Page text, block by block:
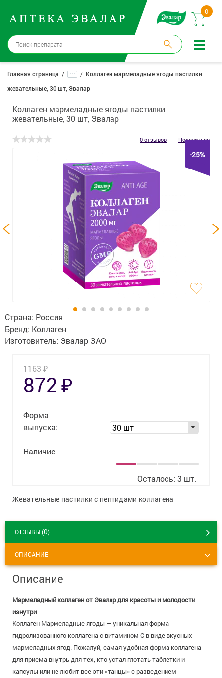
0
Бийск→ 15 аптек
Войти |
Регистрация
Доставка и оплата
Способ получения:
не выбран,изменить
Гигиена
Изделия медицинского назначения
Планирование семьи
Оптика
Ортопедия
Уход за больными
Скидки и акции
8 800 775 00 39
Главная страница ...
Коллаген мармеладные ягоды пастилки
жевательные, 30 шт, Эвалар
Коллаген мармеладные ягоды пастилки
жевательные, 30 шт, Эвалар
0 отзывов Поделиться
-25%
Страна: Россия
Бренд: Коллаген
Изготовитель: Эвалар ЗАО
1163₽
872₽
Форма
выпуска:
30 шт
Наличие:
Осталось: 3 шт.
Жевательные пастилки с пептидами коллагена
ОТЗЫВЫ (0)
ОПИСАНИЕ
Описание
Мармеладный коллаген от Эвалар для красоты и молодости
изнутри
Коллаген Мармеладные ягоды — уникальная форма
гидролизованного коллагена с витамином С в виде вкусных
мармеладных ягод. Пожалуй, самая удобная форма коллагена
для приема внутрь для тех, кто устал глотать таблетки и
капсулы или не любит все эти «танцы» с разведением